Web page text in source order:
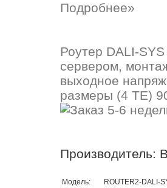
Подробнее»
Роутер DALI-
сервером,
выходное
размеры (4 TE)
Производитель:
Модель:
ROUTER2-DALI-